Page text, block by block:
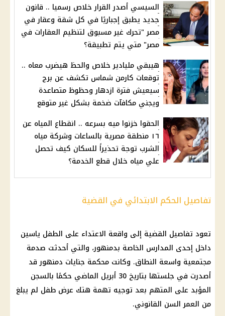
السيسي أصدر القرار خلاص رسميا .. قانون
جديد يطبق إجباريًا في كل شقة وعقار في
مصر "تحرك غير مسبوق لتنظيم العقارات في
مصر" متي يتم تطبيقة؟
هيبقي مليادير خلاص والحظ هيضرب معاه ..
توقعات كارمن شماس تكشف عن برج
سيعيش فترة ازدهار وحظوظ متصاعدة
ويجني مكافآت ضخمة بشكل غير متوقع
الحقوا خزنوا ميه بسرعه .. انقطاع المياه عن
١٦ منطقة مصرية بالساعات وشركة مياه
الشرب توجة تحذيراً للسكان كيف تحصل
علي مياه خلال قطع الخدمة؟
تفاصيل الحكم الابتدائي في القضية
تعود تفاصيل القضية إلى واقعة الاعتداء على الطفل ياسين
داخل إحدى المدارس الخاصة بدمنهور، والتي أحدثت صدمة
مجتمعية واسعة النطاق. وكانت محكمة جنايات دمنهور قد
أصدرت في جلستها بتاريخ 30 أبريل الماضي حكمًا بالسجن
المؤبد على المتهم بعد توجيه تهمة هتك عرض طفل لم يبلغ
من العمر السن القانوني.